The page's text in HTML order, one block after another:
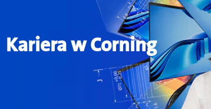
Kariera w Corning